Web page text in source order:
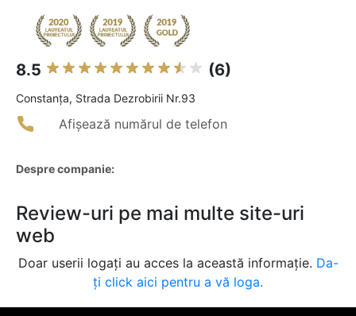
8.5 (6)
Constanţa, Strada Dezrobirii Nr.93
Afișează numărul de telefon
Despre companie:
Review-uri pe mai multe site-uri
web
Doar userii logați au acces la această informație. Da-
ți click aici pentru a vă loga.